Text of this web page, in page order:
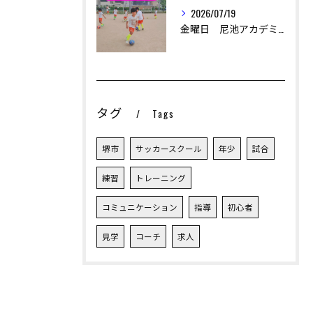
2026/07/19
金曜日 尼池アカデミー
タグ Tags
堺市 サッカースクール 年少 試合
練習 トレーニング
コミュニケーション 指導 初心者
見学 コーチ 求人